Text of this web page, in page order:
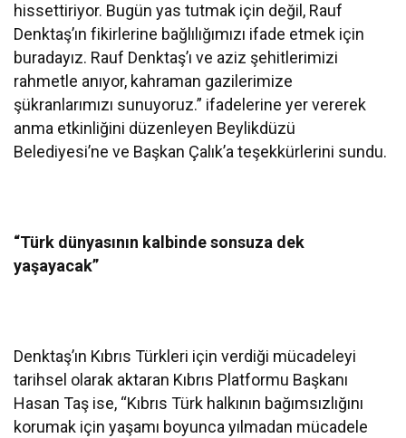
hissettiriyor. Bugün yas tutmak için değil, Rauf
Denktaş’ın fikirlerine bağlılığımızı ifade etmek için
buradayız. Rauf Denktaş’ı ve aziz şehitlerimizi
rahmetle anıyor, kahraman gazilerimize
şükranlarımızı sunuyoruz.” ifadelerine yer vererek
anma etkinliğini düzenleyen Beylikdüzü
Belediyesi’ne ve Başkan Çalık’a teşekkürlerini sundu.
“Türk dünyasının kalbinde sonsuza dek
yaşayacak”
Denktaş’ın Kıbrıs Türkleri için verdiği mücadeleyi
tarihsel olarak aktaran Kıbrıs Platformu Başkanı
Hasan Taş ise, “Kıbrıs Türk halkının bağımsızlığını
korumak için yaşamı boyunca yılmadan mücadele